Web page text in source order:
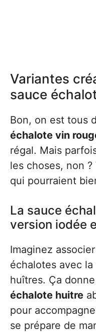
Variantes
sauce
Bon, on est tous
échalote vin
régal. Mais
les choses, non
qui pourraient
La sauce
version iodée
Imaginez
échalotes avec
huîtres. Ça
échalote huitre
pour
se prépare de